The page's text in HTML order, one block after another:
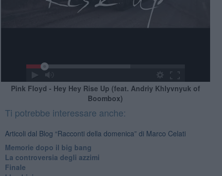
Pink Floyd - Hey Hey Rise Up (feat. Andriy Khlyvnyuk of
Boombox)
Ti potrebbe interessare anche:
Articoli dal Blog “Racconti della domenica” di Marco Celati
Memorie dopo il big bang
La controversia degli azzimi
Finale